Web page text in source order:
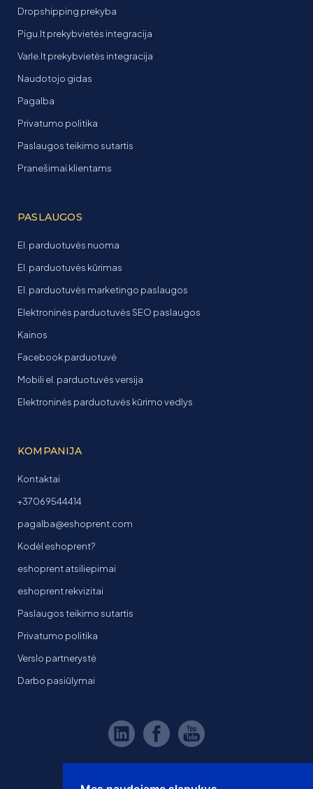
Dropshipping prekyba
Pigu.lt prekybvietės integracija
Varle.lt prekybvietės integracija
Naudotojo gidas
Pagalba
Privatumo politika
Paslaugos teikimo sutartis
Pranešimai klientams
PASLAUGOS
El. parduotuvės nuoma
El. parduotuvės kūrimas
El. parduotuvės marketingo paslaugos
Elektroninės parduotuvės SEO paslaugos
Kainos
Facebook parduotuvė
Mobili el. parduotuvės versija
Elektroninės parduotuvės kūrimo vedlys
KOMPANIJA
Kontaktai
+37069544414
pagalba@eshoprent.com
Kodėl eshoprent?
eshoprent atsiliepimai
eshoprent rekvizitai
Paslaugos teikimo sutartis
Privatumo politika
Verslo partnerystė
Darbo pasiūlymai